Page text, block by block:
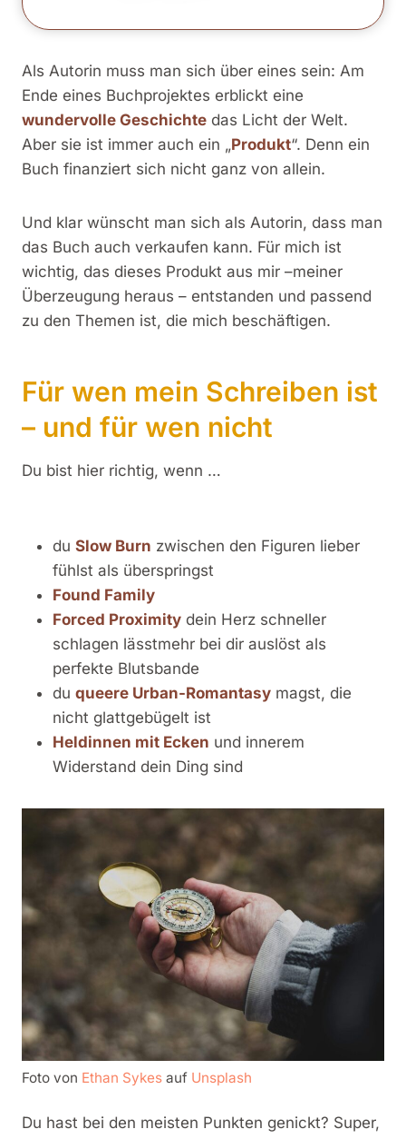
Als Autorin muss man sich über eines sein: Am
Ende eines Buchprojektes erblickt eine
wundervolle Geschichte das Licht der Welt.
Aber sie ist immer auch ein „Produkt“. Denn ein
Buch finanziert sich nicht ganz von allein.
Und klar wünscht man sich als Autorin, dass man
das Buch auch verkaufen kann. Für mich ist
wichtig, das dieses Produkt aus mir –meiner
Überzeugung heraus – entstanden und passend
zu den Themen ist, die mich beschäftigen.
Für wen mein Schreiben ist
– und für wen nicht
Du bist hier richtig, wenn …
du Slow Burn zwischen den Figuren lieber
fühlst als überspringst
Found Family
Forced Proximity dein Herz schneller
schlagen lässtmehr bei dir auslöst als
perfekte Blutsbande
du queere Urban-Romantasy magst, die
nicht glattgebügelt ist
Heldinnen mit Ecken und innerem
Widerstand dein Ding sind
Foto von Ethan Sykes auf Unsplash
Du hast bei den meisten Punkten genickt? Super,